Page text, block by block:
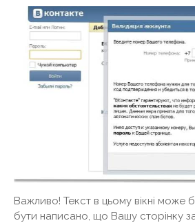
Важливо! Текст в цьому вікні може
бути написано, що Вашу сторінку